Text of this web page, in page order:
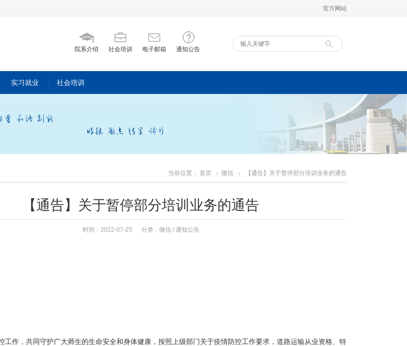
官方网站
通知公告
电子邮箱
社会培训
院系介绍
实习就业 社会培训
当前位置：首页 微信 【通告】关于暂停部分培训业务的通告
【通告】关于暂停部分培训业务的通告
时间：2022-07-25 分类： 微信/ 通知公告
工作，共同守护广大师生的生命安全和身体健康，按照上级部门关于疫情防控工作要求，道路运输从业资格、特